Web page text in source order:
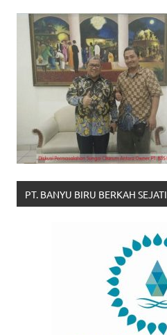
PT. BANYU BIRU BERKAH SEJATI